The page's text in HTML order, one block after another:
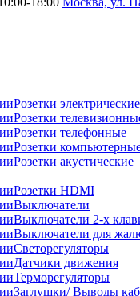
Розетки электрические
Розетки
Розетки телефонные
Розетки
Розетки акустические
Розетки HDMI
Выключатели
Выключатели 2-х
Выключатели для
Светорегуляторы
Датчики движения
Терморегуляторы
Заглушки/ Выводы